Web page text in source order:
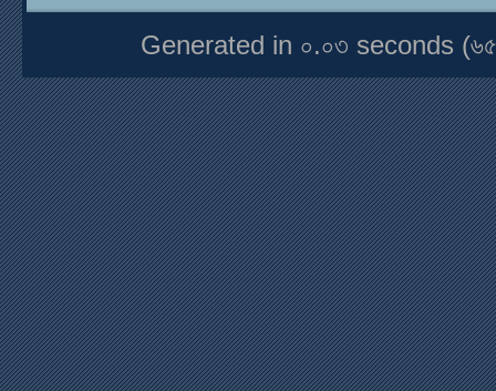
Generated in ০.০৩ seconds